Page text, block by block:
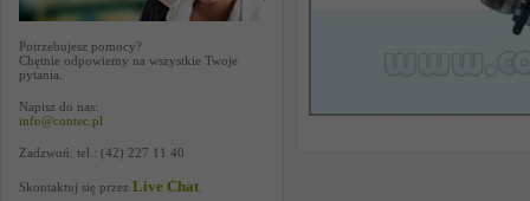
Potrzebujesz pomocy?
Chętnie odpowiemy na wszystkie Twoje
pytania.
Napisz do nas:
info@contec.pl
Zadzwoń: tel.: (42) 227 11 40
Skontaktuj się przez Live Chat